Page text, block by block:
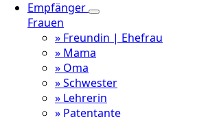
Empfänger
Frauen
» Freundin | Ehefrau
» Mama
» Oma
» Schwester
» Lehrerin
» Patentante